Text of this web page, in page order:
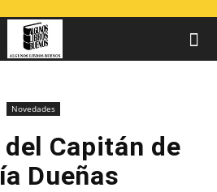
Novedades
Capitán de
Dueñas